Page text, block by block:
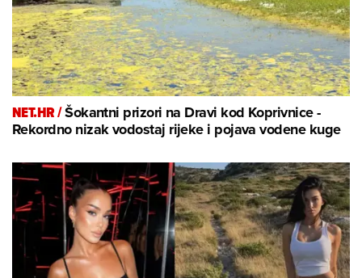
NET.HR /Šokantni prizori na Dravi kod Koprivnice -
Rekordno nizak vodostaj rijeke i pojava vodene kuge